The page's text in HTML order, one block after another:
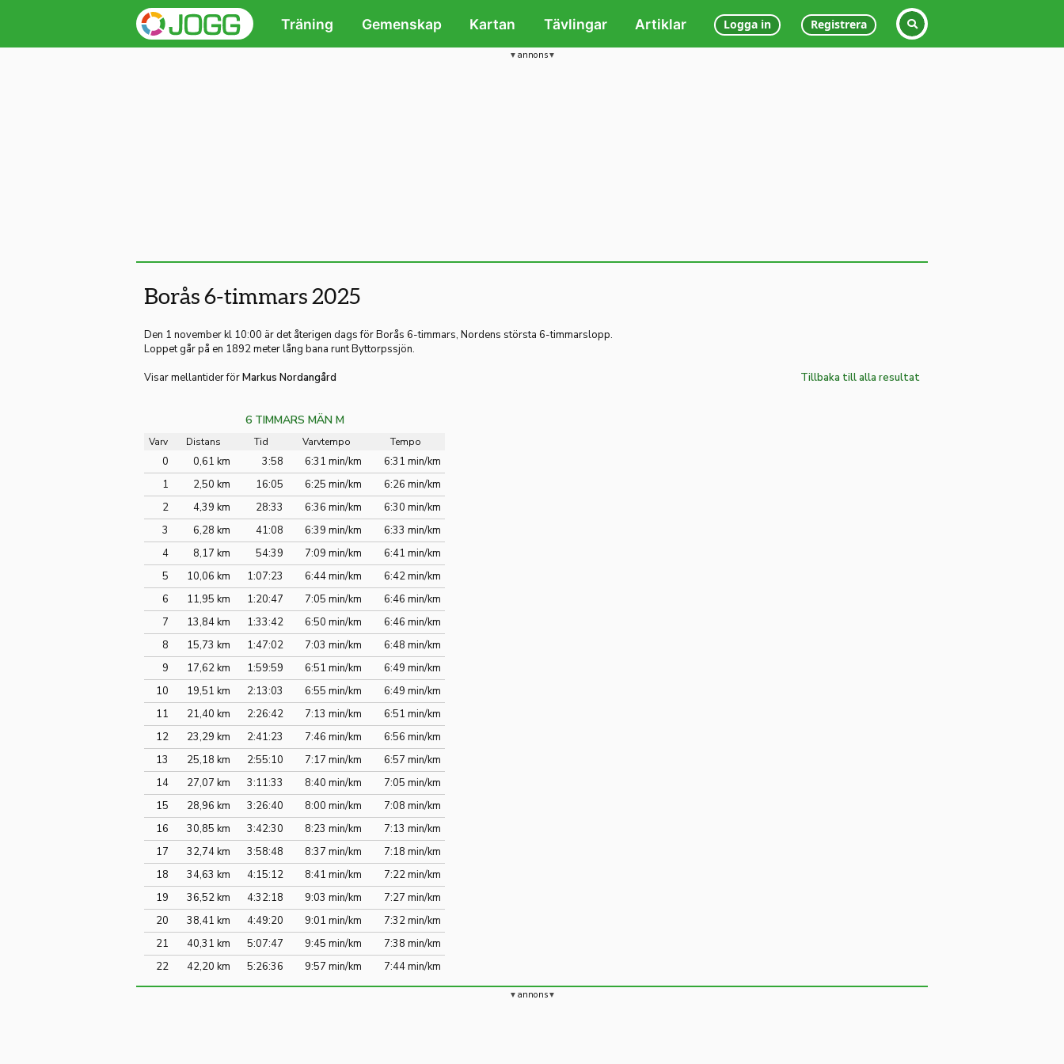
Träning Gemenskap Kartan Tävlingar Artiklar Logga in Registrera
annons
Borås 6-timmars 2025
Den 1 november kl 10:00 är det återigen dags för Borås 6-timmars, Nordens största 6-timmarslopp.
Loppet går på en 1892 meter lång bana runt Byttorpssjön.
Visar mellantider förMarkus Nordangård Tillbaka till alla resultat
6 TIMMARS MÄN M
Varv Distans Tid Varvtempo Tempo
0 0,61 km 3:58 6:31 min/km
6:31 min/km
1
2,50 km 16:05 6:25 min/km
6:26 min/km
2
4,39 km 28:33 6:36 min/km
6:30 min/km
3
6,28 km 41:08 6:39 min/km
6:33 min/km
4
8,17 km 54:39 7:09 min/km
6:41 min/km
5
10,06 km 1:07:23 6:44 min/km
6:42 min/km
6
11,95 km 1:20:47 7:05 min/km
6:46 min/km
7
13,84 km 1:33:42 6:50 min/km
6:46 min/km
8
15,73 km 1:47:02 7:03 min/km
6:48 min/km
9
17,62 km 1:59:59 6:51 min/km
6:49 min/km
10
19,51 km 2:13:03 6:55 min/km
6:49 min/km
11
21,40 km 2:26:42 7:13 min/km
6:51 min/km
12
23,29 km 2:41:23 7:46 min/km
6:56 min/km
13
25,18 km 2:55:10 7:17 min/km
6:57 min/km
14
27,07 km 3:11:33 8:40 min/km
7:05 min/km
15
28,96 km 3:26:40 8:00 min/km
7:08 min/km
16
30,85 km 3:42:30 8:23 min/km
7:13 min/km
17
32,74 km 3:58:48 8:37 min/km
7:18 min/km
18
34,63 km 4:15:12 8:41 min/km
7:22 min/km
19
36,52 km 4:32:18 9:03 min/km
7:27 min/km
20
38,41 km 4:49:20 9:01 min/km
7:32 min/km
21
40,31 km 5:07:47 9:45 min/km
7:38 min/km
22
42,20 km 5:26:36 9:57 min/km 7:44 min/km
annons